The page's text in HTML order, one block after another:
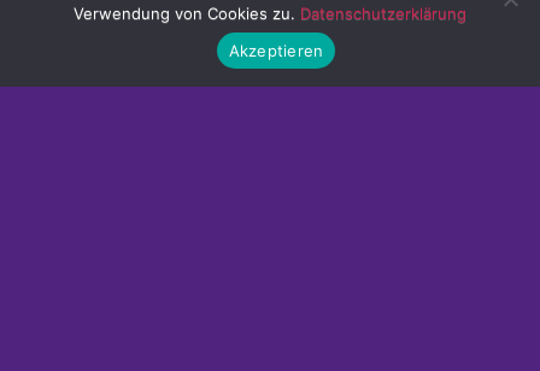
Verwendung von Cookies zu. Datenschutzerklärung
Akzeptieren